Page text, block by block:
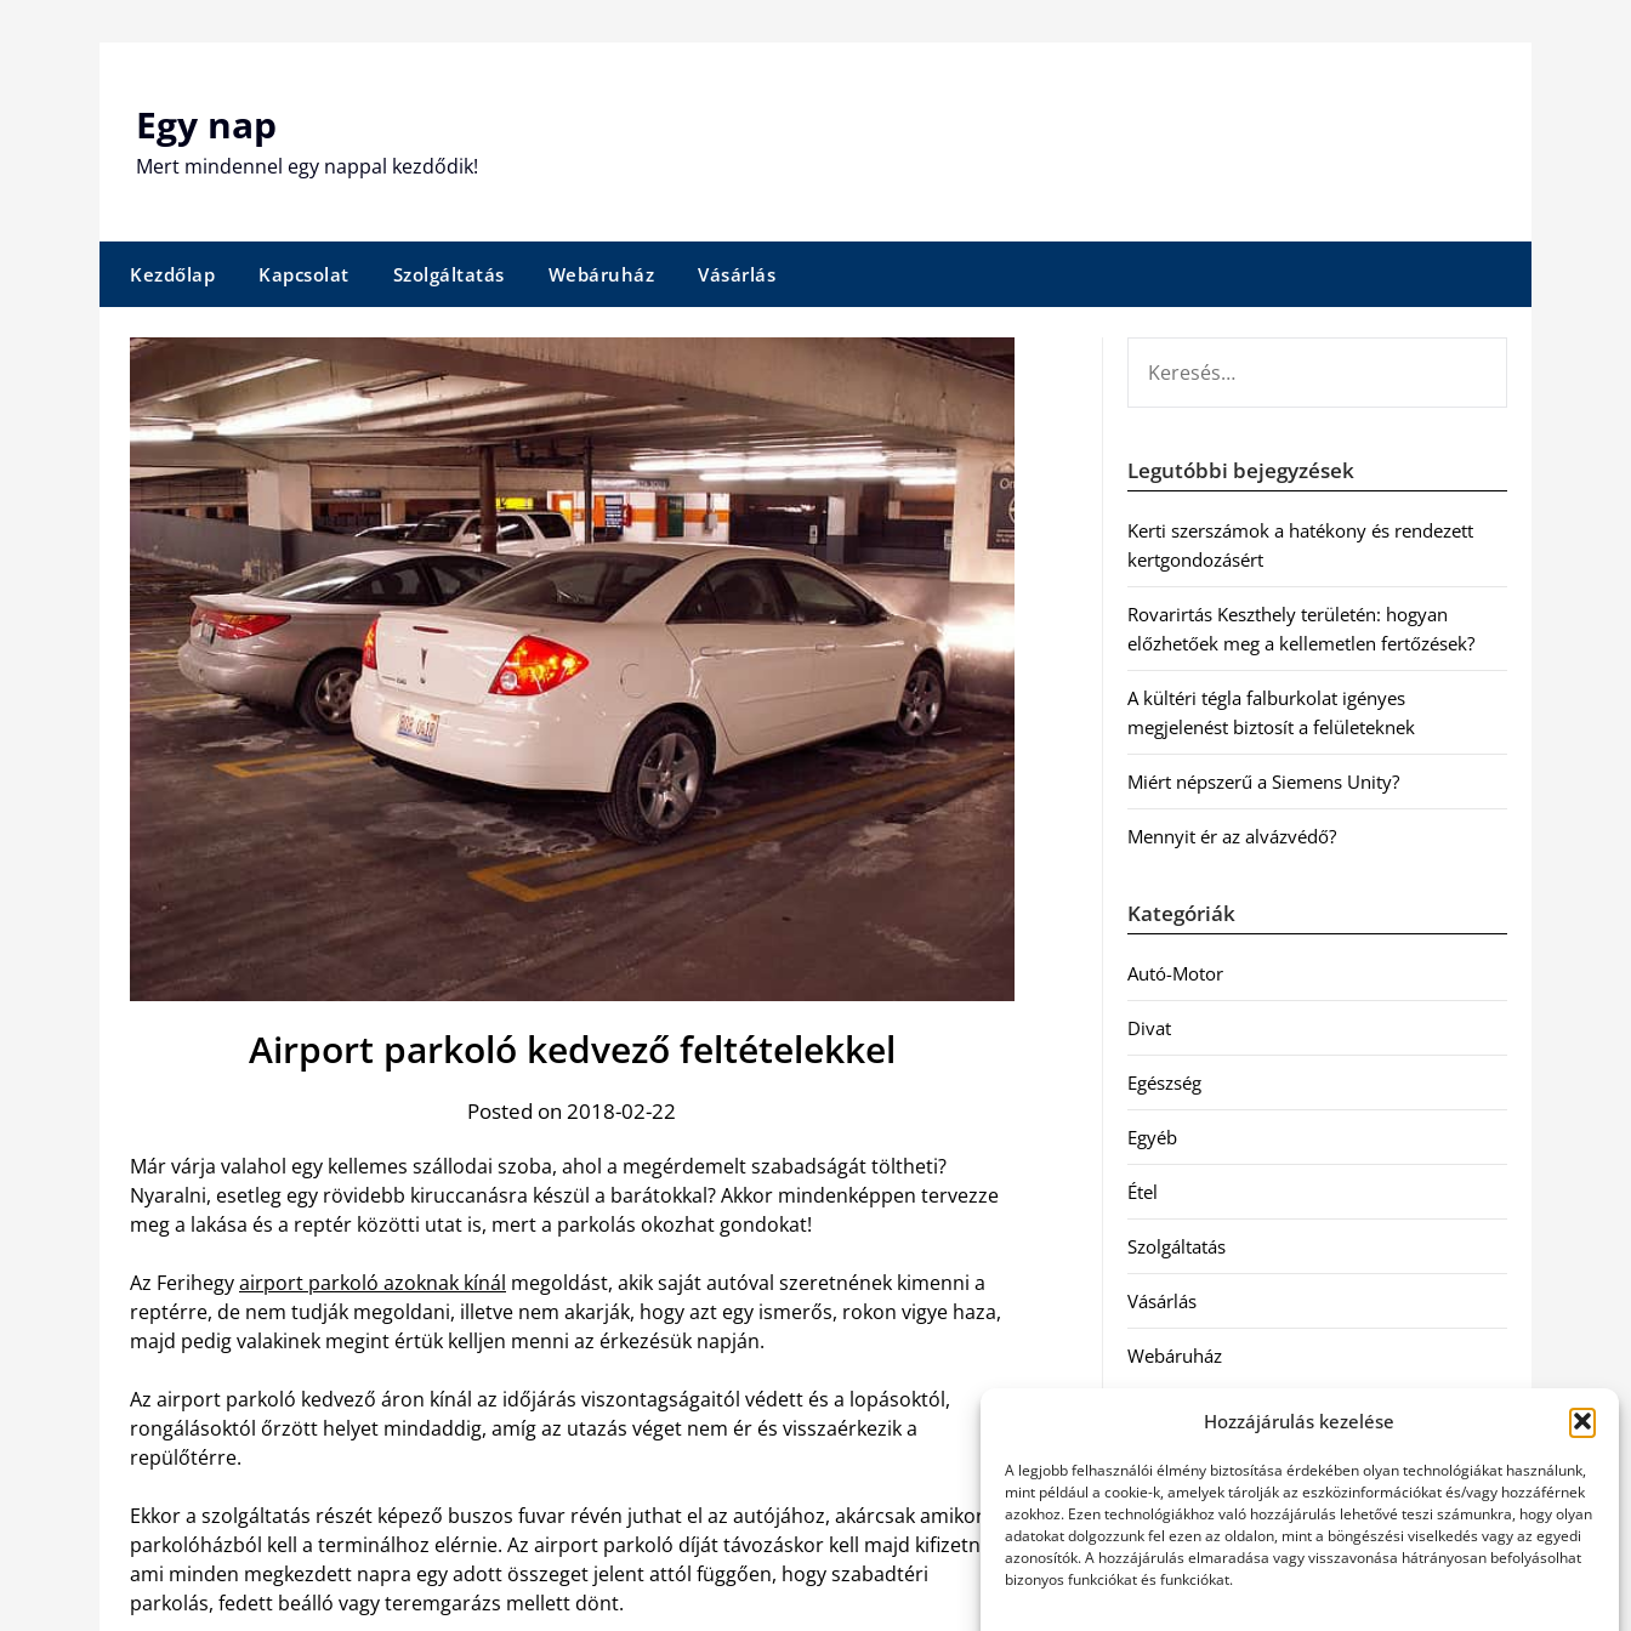
Hozzájárulás kezelése
A legjobb felhasználói élmény biztosítása érdekében olyan technológiákat használunk,
mint például a cookie-k, amelyek tárolják az eszközinformációkat és/vagy hozzáférnek
azokhoz. Ezen technológiákhoz való hozzájárulás lehetővé teszi számunkra, hogy olyan
adatokat dolgozzunk fel ezen az oldalon, mint a böngészési viselkedés vagy az egyedi
azonosítók. A hozzájárulás elmaradása vagy visszavonása hátrányosan befolyásolhat
bizonyos funkciókat és funkciókat.
Egy nap
Mert mindennel egy nappal kezdődik!
Kezdőlap Kapcsolat Szolgáltatás Webáruház Vásárlás
Airport parkoló kedvező feltételekkel
Posted on 2018-02-22
Már várja valahol egy kellemes szállodai szoba, ahol a megérdemelt szabadságát töltheti?
Nyaralni, esetleg egy rövidebb kiruccanásra készül a barátokkal? Akkor mindenképpen tervezze
meg a lakása és a reptér közötti utat is, mert a parkolás okozhat gondokat!
Az Ferihegyairport parkoló azoknak kínál megoldást, akik saját autóval szeretnének kimenni a
reptérre, de nem tudják megoldani, illetve nem akarják, hogy azt egy ismerős, rokon vigye haza,
majd pedig valakinek megint értük kelljen menni az érkezésük napján.
Az airport parkoló kedvező áron kínál az időjárás viszontagságaitól védett és a lopásoktól,
rongálásoktól őrzött helyet mindaddig, amíg az utazás véget nem ér és visszaérkezik a
repülőtérre.
Ekkor a szolgáltatás részét képező buszos fuvar révén juthat el az autójához, akárcsak amikor a
parkolóházból kell a terminálhoz elérnie. Az airport parkoló díját távozáskor kell majd kifizetnie,
ami minden megkezdett napra egy adott összeget jelent attól függően, hogy szabadtéri
parkolás, fedett beálló vagy teremgarázs mellett dönt.
Legutóbbi bejegyzések
Kerti szerszámok a hatékony és rendezett
kertgondozásért
Rovarirtás Keszthely területén: hogyan
előzhetőek meg a kellemetlen fertőzések?
A kültéri tégla falburkolat igényes
megjelenést biztosít a felületeknek
Miért népszerű a Siemens Unity?
Mennyit ér az alvázvédő?
Kategóriák
Autó-Motor
Divat
Egészség
Egyéb
Étel
Szolgáltatás
Vásárlás
Webáruház